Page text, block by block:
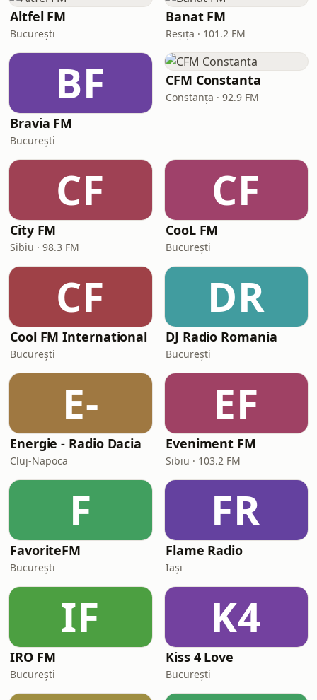
Altfel FM
București
Banat FM
Reșița · 101.2 FM
BF
Bravia FM
București
CFM Constanta
Constanța · 92.9 FM
CF
City FM
Sibiu · 98.3 FM
CF
CooL FM
București
CF
Cool FM International
București
DR
DJ Radio Romania
București
E-
Energie - Radio Dacia
Cluj-Napoca
EF
Eveniment FM
Sibiu · 103.2 FM
F
FavoriteFM
București
FR
Flame Radio
Iași
IF
IRO FM
București
K4
Kiss 4 Love
București